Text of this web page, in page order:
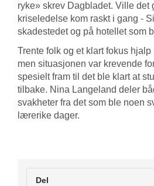
ryke» skrev Dagbladet. Ville det
kriseledelse kom raskt i gang -
skadestedet og på hotellet som
Trente folk og et klart fokus
men situasjonen var krevende
spesielt fram til det ble klart at
tilbake. Nina Langeland deler
svakheter fra det som ble noen
lærerike dager.
Del